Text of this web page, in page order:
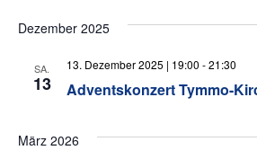
Dezember 2025
SA.
13 Adventskonzert Tymmo-
13. Dezember 2025 | 19:00 -21:30
März 2026